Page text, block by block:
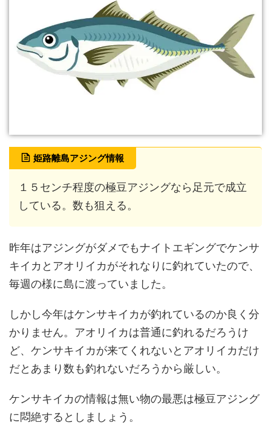
姫路離島アジング情報
１５センチ程度の極豆アジングなら足元で成立
している。数も狙える。
昨年はアジングがダメでもナイトエギングでケンサ
キイカとアオリイカがそれなりに釣れていたので、
毎週の様に島に渡っていました。
しかし今年はケンサキイカが釣れているのか良く分
かりません。アオリイカは普通に釣れるだろうけ
ど、ケンサキイカが来てくれないとアオリイカだけ
だとあまり数も釣れないだろうから厳しい。
ケンサキイカの情報は無い物の最悪は極豆アジング
に悶絶するとしましょう。